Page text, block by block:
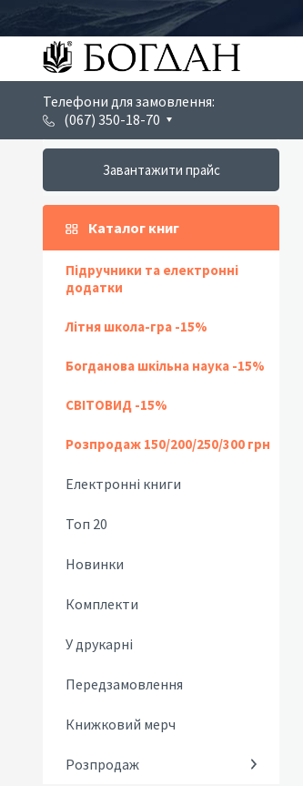
Телефони для замовлення:
(067) 350-18-70
Завантажити прайс
Каталог книг
Підручники та електронні
додатки
Літня школа-гра -15%
Богданова шкільна наука -15%
СВІТОВИД -15%
Розпродаж 150/200/250/300 грн
Електронні книги
Топ 20
Новинки
Комплекти
У друкарні
Передзамовлення
Книжковий мерч
Розпродаж